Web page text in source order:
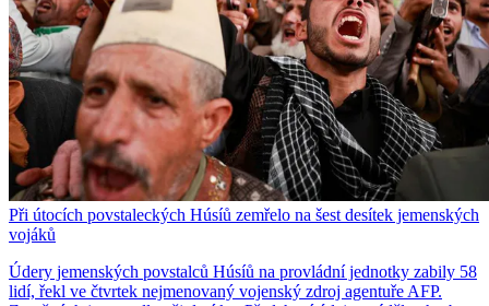
Při útocích povstaleckých Húsíů zemřelo na šest desítek jemenských
vojáků
Údery jemenských povstalců Húsíů na provládní jednotky zabily 58
lidí, řekl ve čtvrtek nejmenovaný vojenský zdroj agentuře AFP.